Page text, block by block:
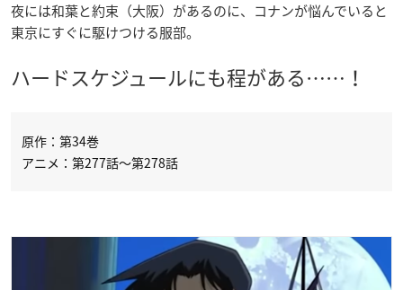
夜には和葉と約束（大阪）があるのに、コナンが悩んでいると
東京にすぐに駆けつける服部。
ハードスケジュールにも程がある……！
原作：第34巻
アニメ：第277話～第278話